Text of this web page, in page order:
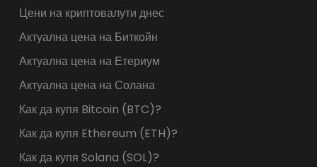
Цени на криптовалути днес
Актуална цена на Биткойн
Актуална цена на Етериум
Актуална цена на Солана
Как да купя Bitcoin (BTC)?
Как да купя Ethereum (ETH)?
Как да купя Solana (SOL)?